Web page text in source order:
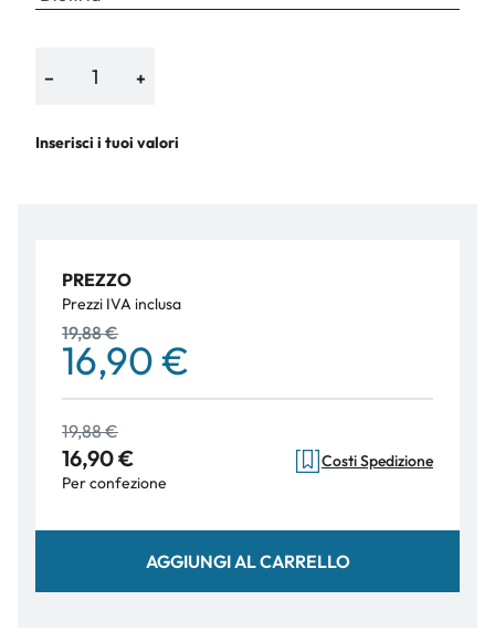
− +
Inserisci i tuoi valori
PREZZO
Prezzi IVA inclusa
19,88 €
16,90 €
19,88 €
16,90 €
Per confezione
Costi Spedizione
AGGIUNGI AL CARRELLO